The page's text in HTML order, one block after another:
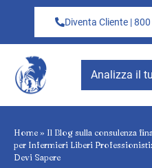
Diventa Cliente |
Analizza il
Home » Il Blog sulla consulenza
per Infermieri Liberi Professionisti:
Devi Sapere